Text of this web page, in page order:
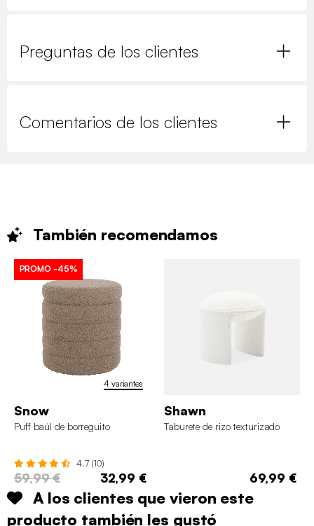
Preguntas de los clientes
Comentarios de los clientes
También recomendamos
4 variantes
PROMO -45%
Snow
Puff baúl de borreguito
4.7 (10)
59,99 € 32,99 €
Shawn
Taburete de rizo texturizado
69,99 €
A los clientes que vieron este
producto también les gustó